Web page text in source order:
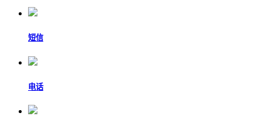
短信
电话